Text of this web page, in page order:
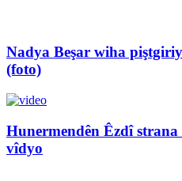
Nadya Beşar wiha
(foto)
Hunermendên Êzdî
vîdyo